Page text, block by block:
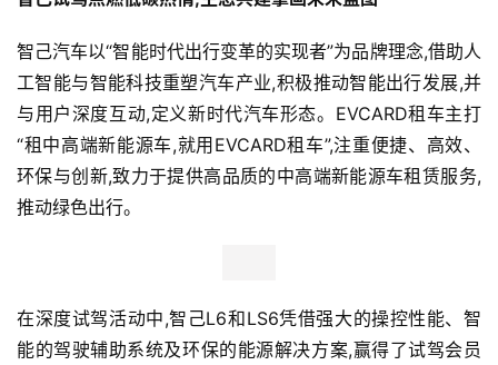
智己汽车以“智能时代出行变革的实现者”为品牌理念,借助人
工智能与智能科技重塑汽车产业,积极推动智能出行发展,并
与用户深度互动,定义新时代汽车形态。EVCARD租车主打
“租中高端新能源车,就用EVCARD租车”,注重便捷、高效、
环保与创新,致力于提供高品质的中高端新能源车租赁服务,
推动绿色出行。
在深度试驾活动中,智己L6和LS6凭借强大的操控性能、智
能的驾驶辅助系统及环保的能源解决方案,赢得了试驾会员